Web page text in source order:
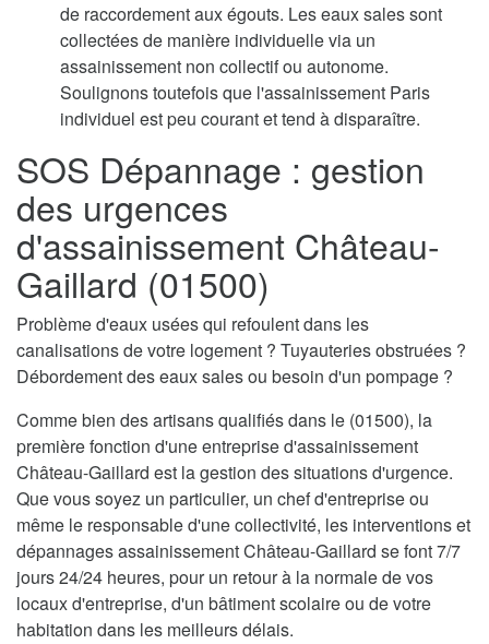
de raccordement aux égouts. Les eaux sales sont
collectées de manière individuelle via un
assainissement non collectif ou autonome.
Soulignons toutefois que l'assainissement Paris
individuel est peu courant et tend à disparaître.
SOS Dépannage : gestion
des urgences
d'assainissement Château-
Gaillard (01500)
Problème d'eaux usées qui refoulent dans les
canalisations de votre logement ? Tuyauteries obstruées ?
Débordement des eaux sales ou besoin d'un pompage ?
Comme bien des artisans qualifiés dans le (01500), la
première fonction d'une entreprise d'assainissement
Château-Gaillard est la gestion des situations d'urgence.
Que vous soyez un particulier, un chef d'entreprise ou
même le responsable d'une collectivité, les interventions et
dépannages assainissement Château-Gaillard se font 7/7
jours 24/24 heures, pour un retour à la normale de vos
locaux d'entreprise, d'un bâtiment scolaire ou de votre
habitation dans les meilleurs délais.